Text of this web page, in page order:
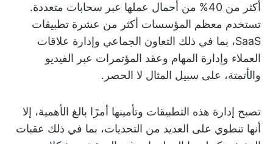
أكثر من 40% من أحمال عملها عبر سحابات متعددة.
تستخدم معظم المؤسسات أكثر من عشرة تطبيقات
SaaS، بما في ذلك التعاون الجماعي وإدارة علاقات
العملاء وإدارة المهام وعقد المؤتمرات عبر الفيديو
والأتمتة، على سبيل المثال لا الحصر.
تصبح إدارة هذه التطبيقات وتأمينها أمرًا بالغ الأهمية، إلا
أنها تنطوي على العديد من التحديات، بما في ذلك عقبات